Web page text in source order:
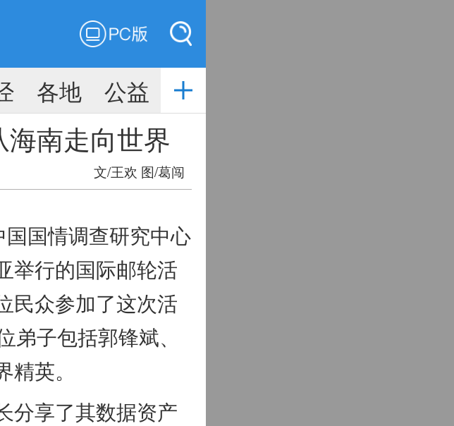
搜索
各地 公益
南走向世界
文/王欢 图/葛闯
国情调查研究中心
举行的国际邮轮活
民众参加了这次活
子包括郭锋斌、
英。
享了其数据资产